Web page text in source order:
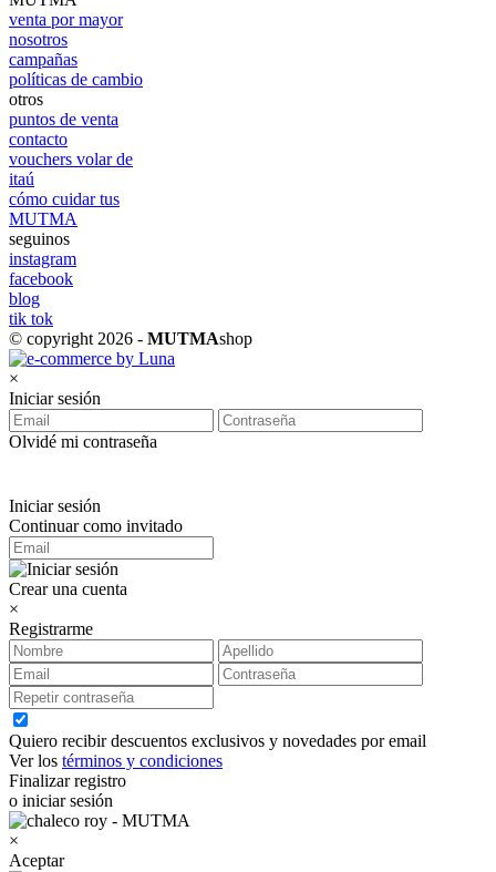
venta por mayor
nosotros
campañas
políticas de cambio
otros
puntos de venta
contacto
vouchers volar de
itaú
cómo cuidar tus
MUTMA
seguinos
instagram
facebook
blog
tik tok
© copyright 2026 - MUTMAshop
×
Iniciar sesión
Olvidé mi contraseña
Iniciar sesión
Continuar como invitado
Crear una cuenta
×
Registrarme
Quiero recibir descuentos exclusivos y novedades por email
Ver los términos y condiciones
Finalizar registro
o iniciar sesión
×
Aceptar